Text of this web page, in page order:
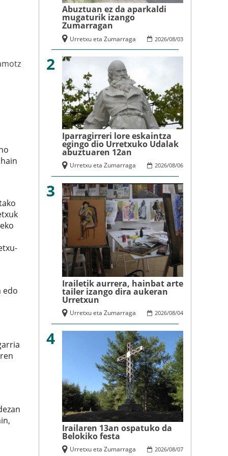
edo
Abuztuan ez da aparkaldi
mugaturik izango
Zumarragan
2026/08/03
Urretxu eta Zumarraga
2
Iparragirreri lore eskaintza
egingo dio Urretxuko Udalak
abuztuaren 12an
2026/08/06
Urretxu eta Zumarraga
3
Irailetik aurrera, hainbat arte
tailer izango dira aukeran
Urretxun
2026/08/04
Urretxu eta Zumarraga
4
Irailaren 13an ospatuko da
Belokiko festa
2026/08/07
Urretxu eta Zumarraga